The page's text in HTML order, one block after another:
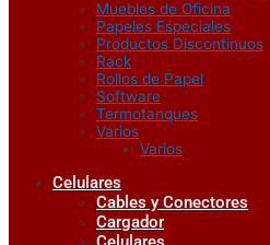
Muebles de Oficina
Papeles Especiales
Productos Discontinuos
Rack
Rollos de Papel
Software
Termotanques
Varios
Varios
Celulares
Cables y Conectores
Cargador